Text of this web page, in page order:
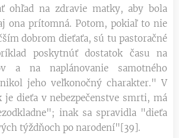
ohľad na zdravie matky, aby bola
ona prítomná. Potom, pokiaľ to nie
dobrom dieťaťa, sú tu pastoračné
poskytnúť dostatok času na
a na naplánovanie samotného
jeho veľkonočný charakter." V
je dieťa v nebezpečenstve smrti, má
inak sa spravidla "dieťa
týždňoch po narodení"[39].